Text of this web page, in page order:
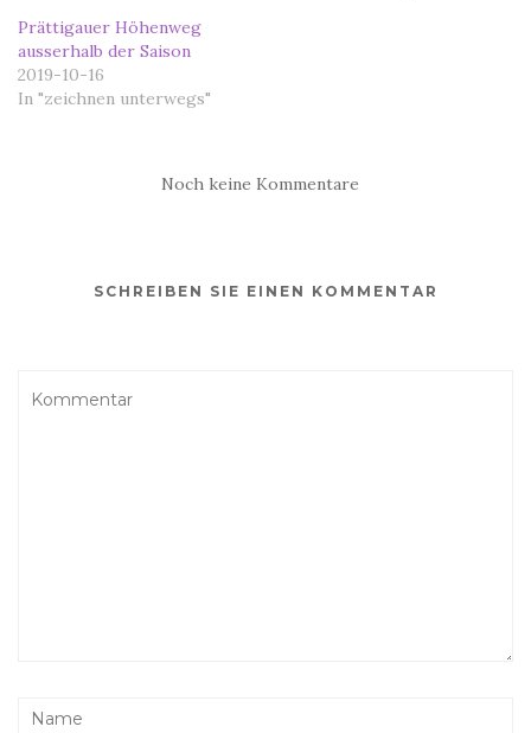
Prättigauer Höhenweg
ausserhalb der Saison
2019-10-16
In "zeichnen unterwegs"
Noch keine Kommentare
SCHREIBEN SIE EINEN KOMMENTAR